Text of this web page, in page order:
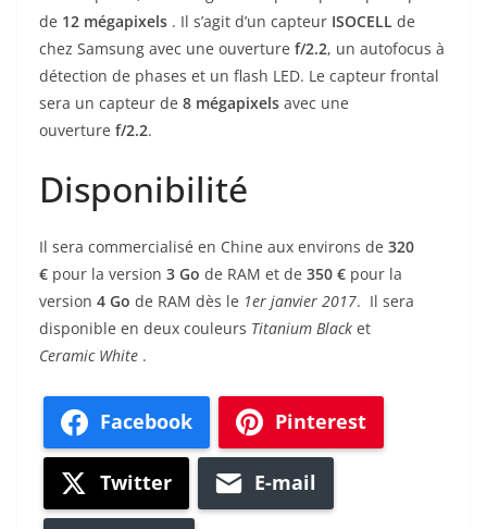
de 12 mégapixels . Il s’agit d’un capteur ISOCELL de
chez Samsung avec une ouverture f/2.2, un autofocus à
détection de phases et un flash LED. Le capteur frontal
sera un capteur de 8 mégapixels avec une
ouverture f/2.2.
Disponibilité
Il sera commercialisé en Chine aux environs de 320
€ pour la version 3 Go de RAM et de 350 € pour la
version 4 Go de RAM dès le 1er janvier 2017. Il sera
disponible en deux couleurs Titanium Black et
Ceramic White .
Facebook Pinterest
Twitter E-mail